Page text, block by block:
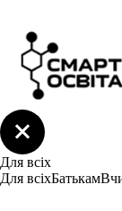
Для всіх
Для всіхБатькам